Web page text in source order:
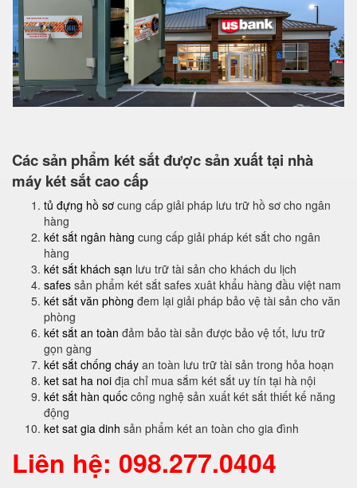
Các sản phẩm két sắt được sản xuất tại nhà
máy két sắt cao cấp
tủ đựng hồ sơ cung cấp giải pháp lưu trữ hồ sơ cho ngân
hàng
két sắt ngân hàng cung cấp giải pháp két sắt cho ngân
hàng
két sắt khách sạn lưu trữ tài sản cho khách du lịch
safes sản phẩm két sắt safes xuât khẩu hàng đầu việt nam
két sắt văn phòng đem lại giải pháp bảo vệ tài sản cho văn
phòng
két sắt an toàn đảm bảo tài sản được bảo vệ tốt, lưu trữ
gọn gàng
két sắt chống cháy an toàn lưu trữ tài sản trong hỏa hoạn
ket sat ha noi địa chỉ mua sắm két sắt uy tín tại hà nội
két sắt hàn quốc công nghệ sản xuất két sắt thiết kế năng
động
ket sat gia dinh sản phẩm két an toàn cho gia đình
Liên hệ: 098.277.0404